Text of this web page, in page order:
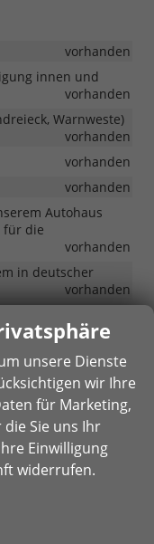
vorhanden
innen und
vorhanden
Warnweste)
vorhanden
vorhanden
vorhanden
Autohaus
für die
vorhanden
in deutscher
vorhanden
vorhanden
vorhanden
vorhanden
vorhanden
vorhanden
unsere Dienste
wir Ihre
für Marketing,
Sie uns Ihr
Einwilligung
widerrufen.